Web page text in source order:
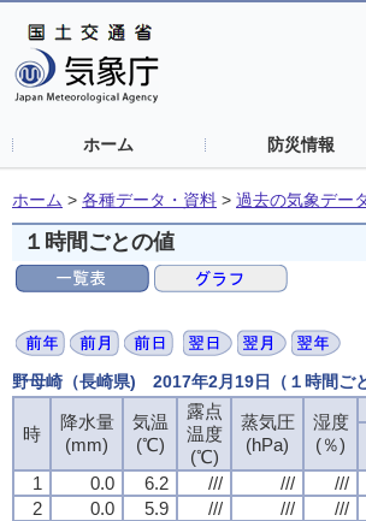
ホーム 防災情報
ホーム > 各種データ・資料 > 過去の気象デー
１時間ごとの値
野母崎（長崎県) 2017年2月19日（１時間ごと
時
降水量
(mm)
気温
(℃)
露点
温度
(℃)
蒸気圧
(hPa)
湿度
(％)
1
0.0 6.2 /// /// ///
2
0.0 5.9 /// /// ///